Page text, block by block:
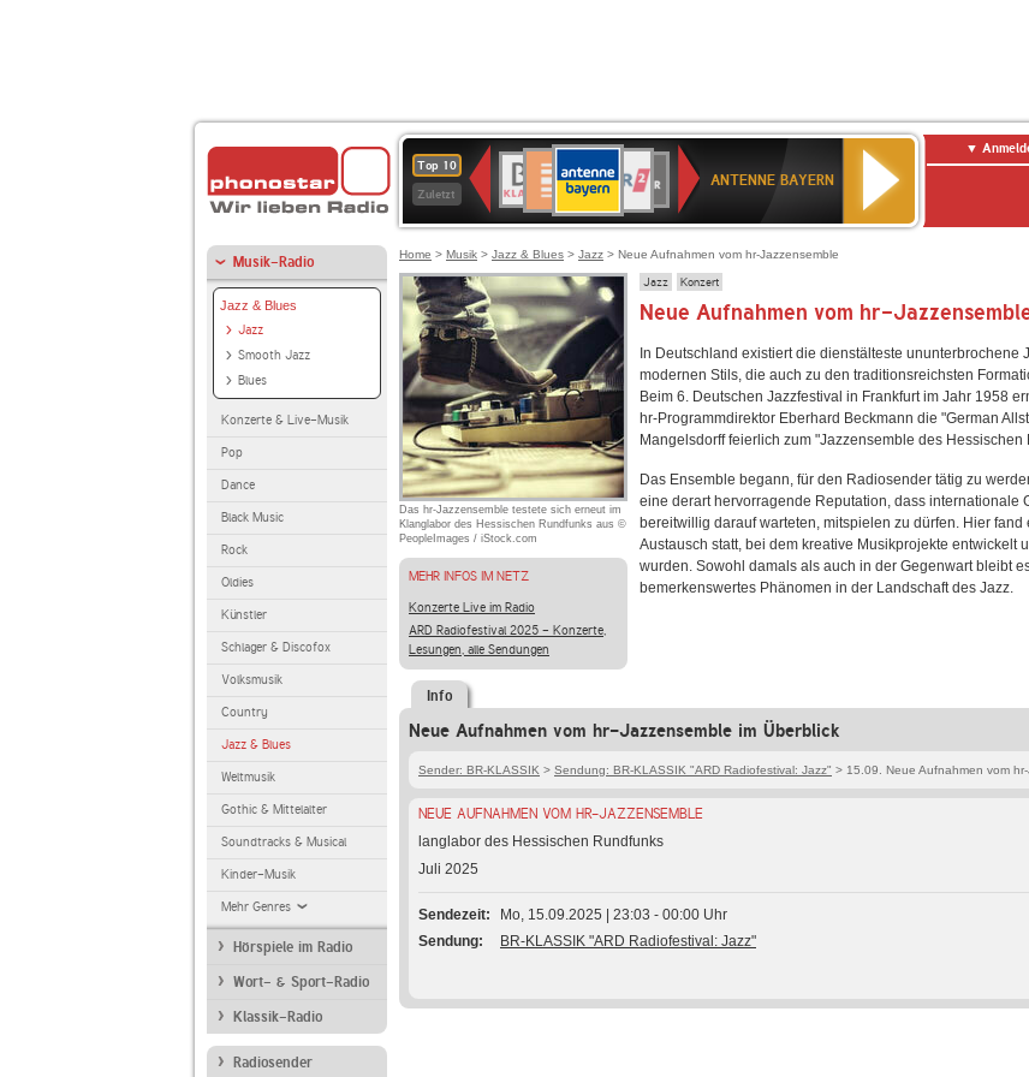
Top 10
Zuletzt
Deutschlandfunk
80er
90er
OLDIE
ANTENNE
SWR3
WDR
4
BR-
KLASSIK
Deutschlandfunk
KulturBAYERN
2
SWR
Kultur
NDR
2
ANTENNE BAYERN
Musik-Radio
Jazz & Blues
Jazz
Smooth Jazz
Blues
Konzerte & Live-Musik
Pop
Dance
Black Music
Rock
Oldies
Künstler
Schlager & Discofox
Volksmusik
Country
Jazz & Blues
Weltmusik
Gothic & Mittelalter
Soundtracks & Musical
Kinder-Musik
Mehr Genres
Hörspiele im Radio
Wort- & Sport-Radio
Klassik-Radio
Radiosender
Home > Musik > Jazz & Blues > Jazz > Neue Aufnahmen vom hr-Jazzensemble
Das hr-Jazzensemble testete sich erneut im
Klanglabor des Hessischen Rundfunks aus ©
PeopleImages / iStock.com
MEHR INFOS IM NETZ
Konzerte Live im Radio
ARD Radiofestival 2025 - Konzerte,
Lesungen, alle Sendungen
Jazz Konzert
Neue Aufnahmen vom hr-
In Deutschland existiert die dienstälteste ununterbrochene
modernen Stils, die auch zu den traditionsreichsten
Beim 6. Deutschen Jazzfestival in Frankfurt im Jahr 1958
hr-Programmdirektor Eberhard Beckmann die "German
Mangelsdorff feierlich zum "Jazzensemble des Hessischen
Das Ensemble begann, für den Radiosender tätig zu
eine derart hervorragende Reputation, dass internationale
bereitwillig darauf warteten, mitspielen zu dürfen. Hier fand
Austausch statt, bei dem kreative Musikprojekte entwickelt
wurden. Sowohl damals als auch in der Gegenwart bleibt
bemerkenswertes Phänomen in der Landschaft des Jazz.
Info
Neue Aufnahmen vom hr-Jazzensemble im Überblick
Sender: BR-KLASSIK > Sendung: BR-KLASSIK "ARD Radiofestival: Jazz" > 15.09. Neue Aufnahmen vom
NEUE AUFNAHMEN VOM HR-JAZZENSEMBLE
langlabor des Hessischen Rundfunks
Juli 2025
Sendezeit
Mo, 15.09.2025 | 23:03 - 00:00 Uhr
Sendung
BR-KLASSIK "ARD Radiofestival: Jazz"